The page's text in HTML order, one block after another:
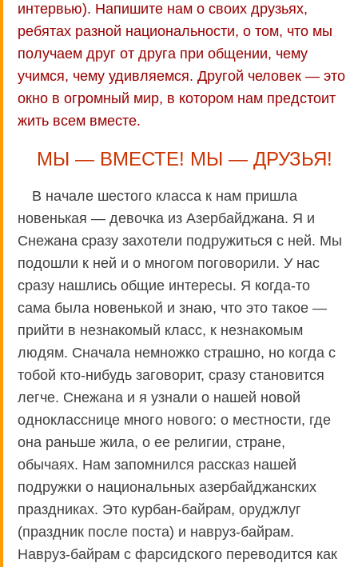
интервью). Напишите нам о своих друзьях,
ребятах разной национальности, о том, что мы
получаем друг от друга при общении, чему
учимся, чему удивляемся. Другой человек — это
окно в огромный мир, в котором нам предстоит
жить всем вместе.
МЫ — ВМЕСТЕ! МЫ — ДРУЗЬЯ!
В начале шестого класса к нам пришла
новенькая — девочка из Азербайджана. Я и
Снежана сразу захотели подружиться с ней. Мы
подошли к ней и о многом поговорили. У нас
сразу нашлись общие интересы. Я когда-то
сама была новенькой и знаю, что это такое —
прийти в незнакомый класс, к незнакомым
людям. Сначала немножко страшно, но когда с
тобой кто-нибудь заговорит, сразу становится
легче. Снежана и я узнали о нашей новой
однокласснице много нового: о местности, где
она раньше жила, о ее религии, стране,
обычаях. Нам запомнился рассказ нашей
подружки о национальных азербайджанских
праздниках. Это курбан-байрам, оруджлуг
(праздник после поста) и навруз-байрам.
Навруз-байрам с фарсидского переводится как